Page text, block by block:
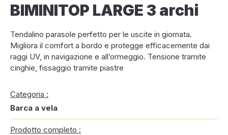
BIMINITOP LARGE 3 archi
Tendalino parasole perfetto per le uscite in giornata.
Migliora il comfort a bordo e protegge efficacemente dai
raggi UV, in navigazione e all’ormeggio. Tensione tramite
cinghie, fissaggio tramite piastre
Categoria :
Barca a vela
Prodotto completo :